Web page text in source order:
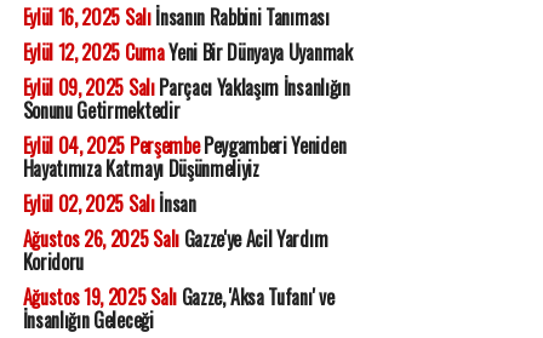
Eylül 16, 2025 Salıİnsanın Rabbini Tanıması
Eylül 12, 2025 CumaYeni Bir Dünyaya Uyanmak
Eylül 09, 2025 SalıParçacı Yaklaşım İnsanlığın
Sonunu Getirmektedir
Eylül 04, 2025 PerşembePeygamberi Yeniden
Hayatımıza Katmayı Düşünmeliyiz
Eylül 02, 2025 Salıİnsan
Ağustos 26, 2025 SalıGazze'ye Acil Yardım
Koridoru
Ağustos 19, 2025 SalıGazze, 'Aksa Tufanı' ve
İnsanlığın Geleceği